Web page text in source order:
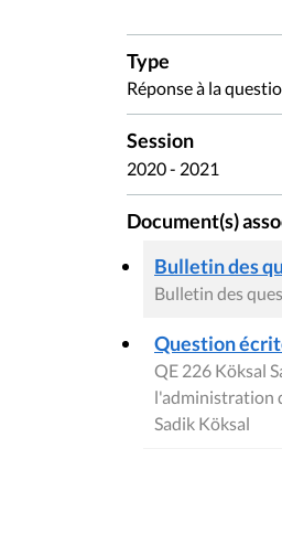
Type
Réponse à la
Session
2020 - 2021
Document(s)
Bulletin des
Bulletin des
Question
QE 226 Köksal
l'administration
Sadik Köksal